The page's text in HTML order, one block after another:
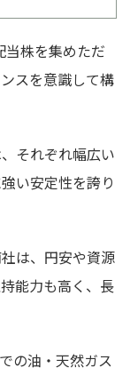
当株を集めただ
スを意識して構
それぞれ幅広い
い安定性を誇り
は、円安や資源
能力も高く、長
の油・天然ガス